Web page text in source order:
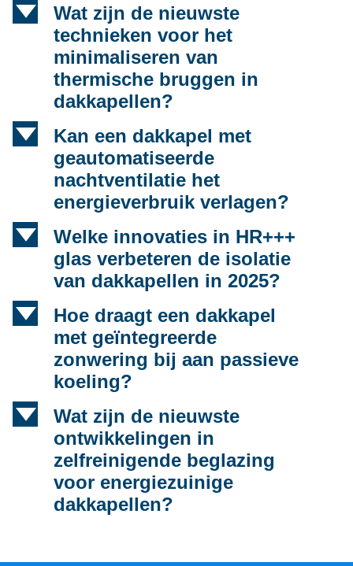
d
Wat zijn de nieuwste
technieken voor het
minimaliseren van
thermische bruggen in
dakkapellen?
d
Kan een dakkapel met
geautomatiseerde
nachtventilatie het
energieverbruik verlagen?
d
Welke innovaties in HR+++
glas verbeteren de isolatie
van dakkapellen in 2025?
d
Hoe draagt een dakkapel
met geïntegreerde
zonwering bij aan passieve
koeling?
d
Wat zijn de nieuwste
ontwikkelingen in
zelfreinigende beglazing
voor energiezuinige
dakkapellen?